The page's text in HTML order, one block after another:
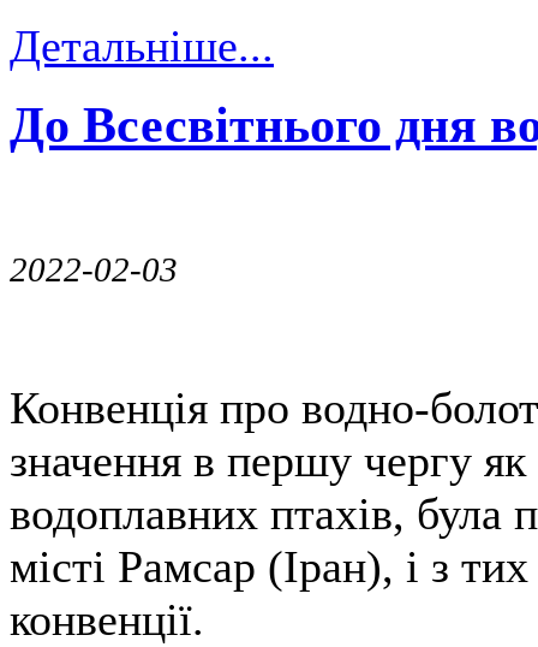
Детальніше...
До Всесвітнього дня
2022-02-03
Конвенція про водно-
значення в першу чергу
водоплавних птахів, була
місті Рамсар (Іран), і з
конвенції.